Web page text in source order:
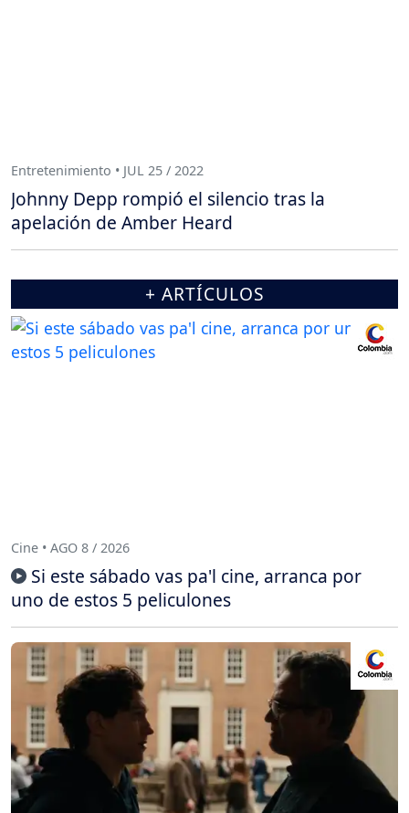
Entretenimiento • JUL 25 / 2022
Johnny Depp rompió el silencio tras la
apelación de Amber Heard
+ ARTÍCULOS
Cine • AGO 8 / 2026
Si este sábado vas pa'l cine, arranca por
uno de estos 5 peliculones